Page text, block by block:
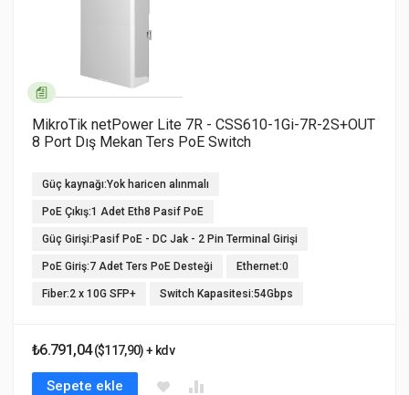
MikroTik netPower Lite 7R - CSS610-1Gi-7R-2S+OUT
8 Port Dış Mekan Ters PoE Switch
Güç kaynağı:Yok haricen alınmalı
PoE Çıkış:1 Adet Eth8 Pasif PoE
Güç Girişi:Pasif PoE - DC Jak - 2 Pin Terminal Girişi
PoE Giriş:7 Adet Ters PoE Desteği Ethernet:0
Fiber:2 x 10G SFP+ Switch Kapasitesi:54Gbps
₺6.791,04($117,90) + kdv
Sepete ekle